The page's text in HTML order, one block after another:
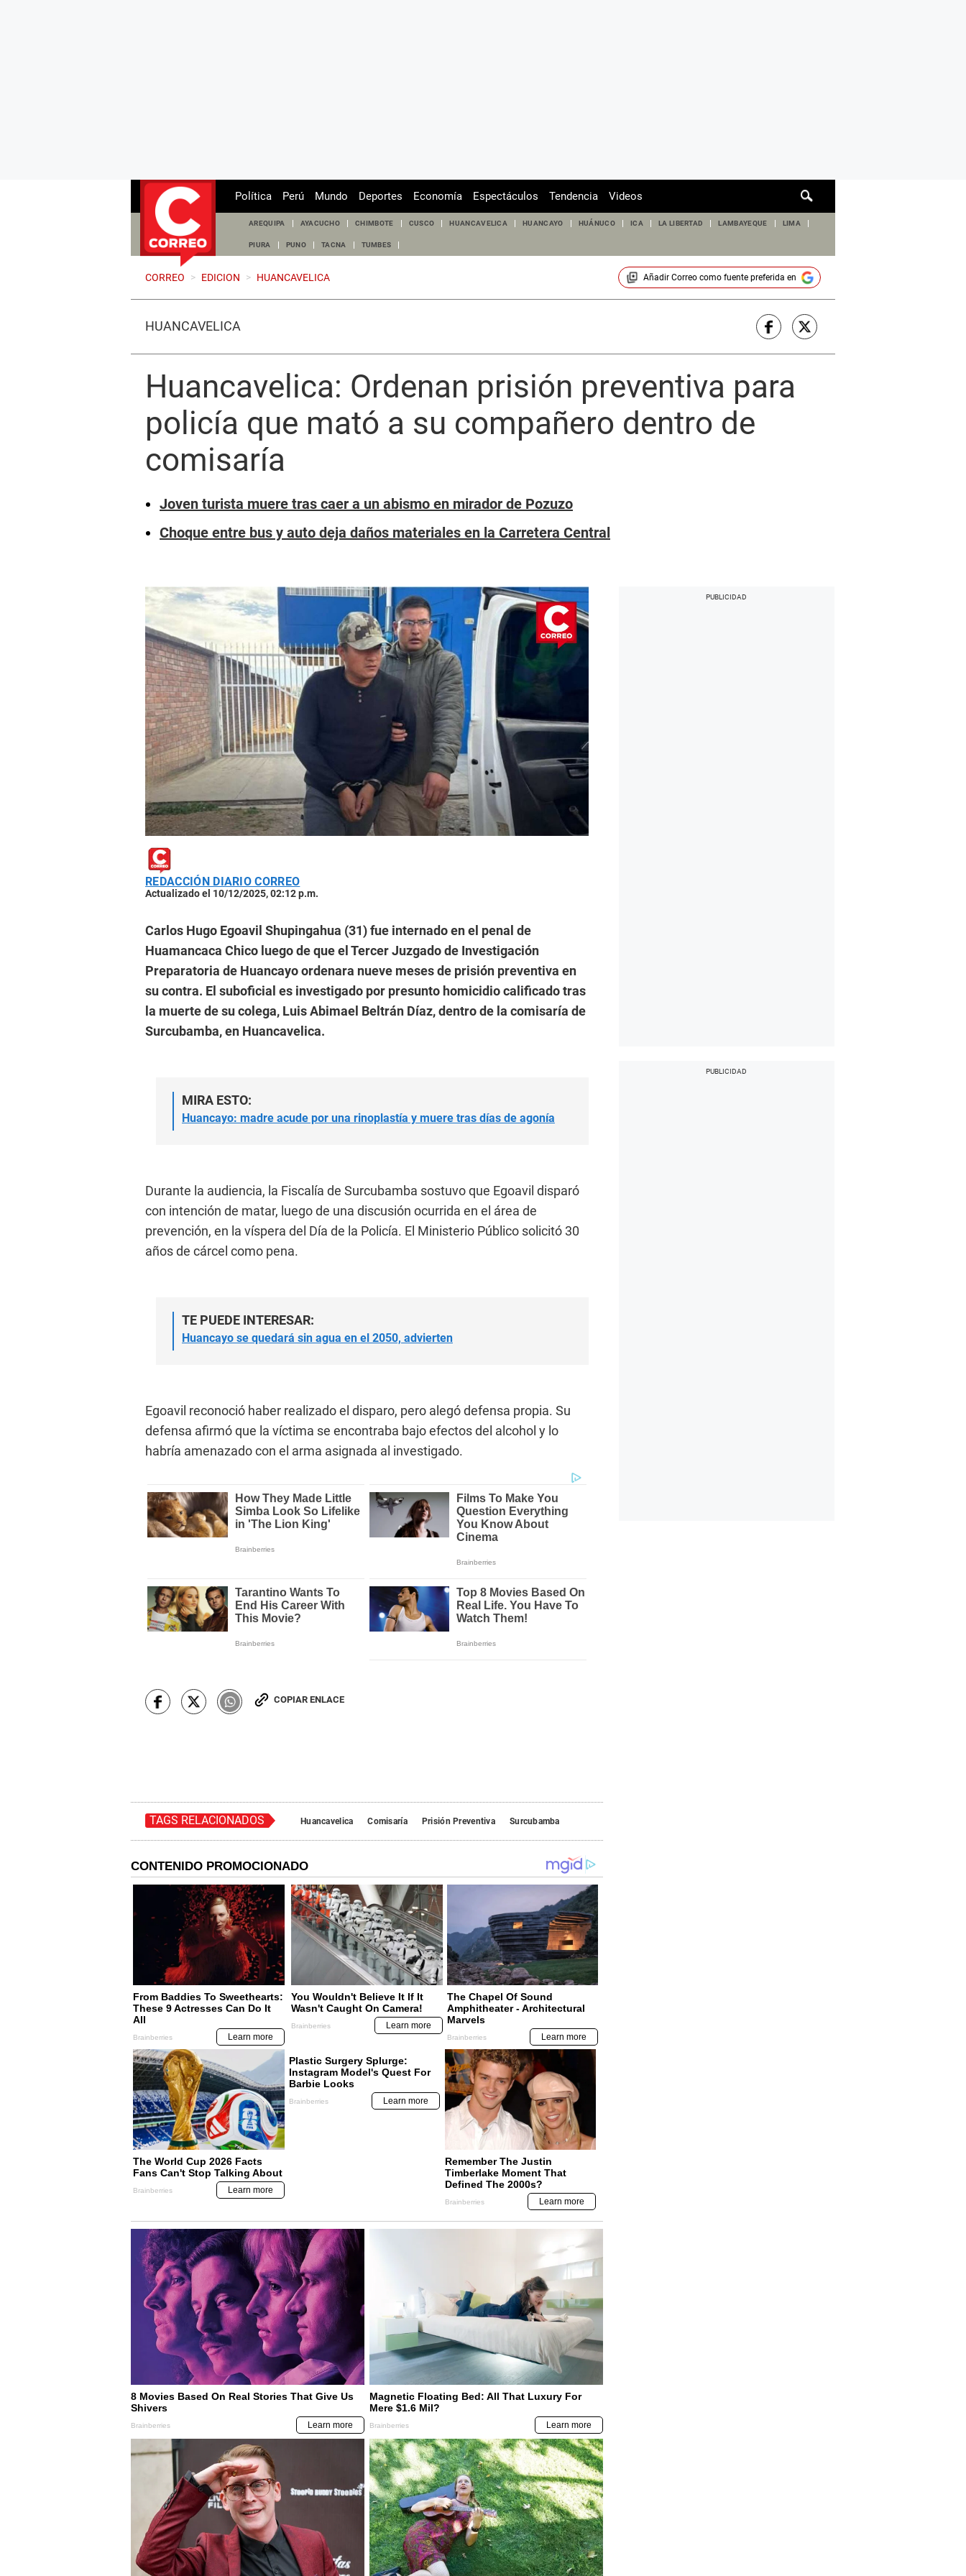
de
Política Perú Mundo Deportes Economía Espectáculos Tendencia Videos
AREQUIPA AYACUCHO CHIMBOTE CUSCO HUANCAVELICA HUANCAYO HUÁNUCO ICA LA LIBERTAD LAMBAYEQUE LIMA
PIURA PUNO TACNA TUMBES
CORREO > EDICION > HUANCAVELICA Añadir Correocomo fuente preferida en
HUANCAVELICA
Huancavelica: Ordenan prisión preventiva para
policía que mató a su compañero dentro de
comisaría
Joven turista muere tras caer a un abismo en mirador de Pozuzo
Choque entre bus y auto deja daños materiales en la Carretera Central
REDACCIÓN DIARIO CORREO
Actualizado el 10/12/2025, 02:12 p.m.
Carlos Hugo Egoavil Shupingahua (31) fue internado en el penal de
Huamancaca Chico luego de que el Tercer Juzgado de Investigación
Preparatoria de Huancayo ordenara nueve meses de prisión preventiva en
su contra. El suboficial es investigado por presunto homicidio calificado tras
la muerte de su colega, Luis Abimael Beltrán Díaz, dentro de la comisaría de
Surcubamba, en Huancavelica.
MIRA ESTO:
Huancayo: madre acude por una rinoplastía y muere tras días de agonía
Durante la audiencia, la Fiscalía de Surcubamba sostuvo que Egoavil disparó
con intención de matar, luego de una discusión ocurrida en el área de
prevención, en la víspera del Día de la Policía. El Ministerio Público solicitó 30
años de cárcel como pena.
TE PUEDE INTERESAR:
Huancayo se quedará sin agua en el 2050, advierten
Egoavil reconoció haber realizado el disparo, pero alegó defensa propia. Su
defensa afirmó que la víctima se encontraba bajo efectos del alcohol y lo
habría amenazado con el arma asignada al investigado.
COPIAR ENLACE
TAGS RELACIONADOS Huancavelica Comisaría Prisión Preventiva Surcubamba